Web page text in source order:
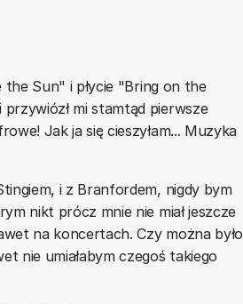
the Sun" i płycie "Bring on the
mi stamtąd pierwsze
Jak ja się cieszyłam... Muzyka
i z Branfordem, nigdy bym
nikt prócz mnie nie miał jeszcze
na koncertach. Czy można było
nie umiałabym czegoś takiego